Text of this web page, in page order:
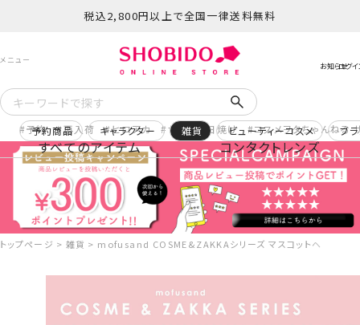
税込2,800円以上で全国一律送料無料
予約 再入荷 ヒロアカ サンリオ日焼け コスメヲタちゃんねる
すべてのアイテム コンタクトレンズ
予約商品 キャラクター 雑貨 ビューティーコスメ ブ
トップページ 雑貨 mofusand COSME&ZAKKAシリーズ マスコットヘアクリッ